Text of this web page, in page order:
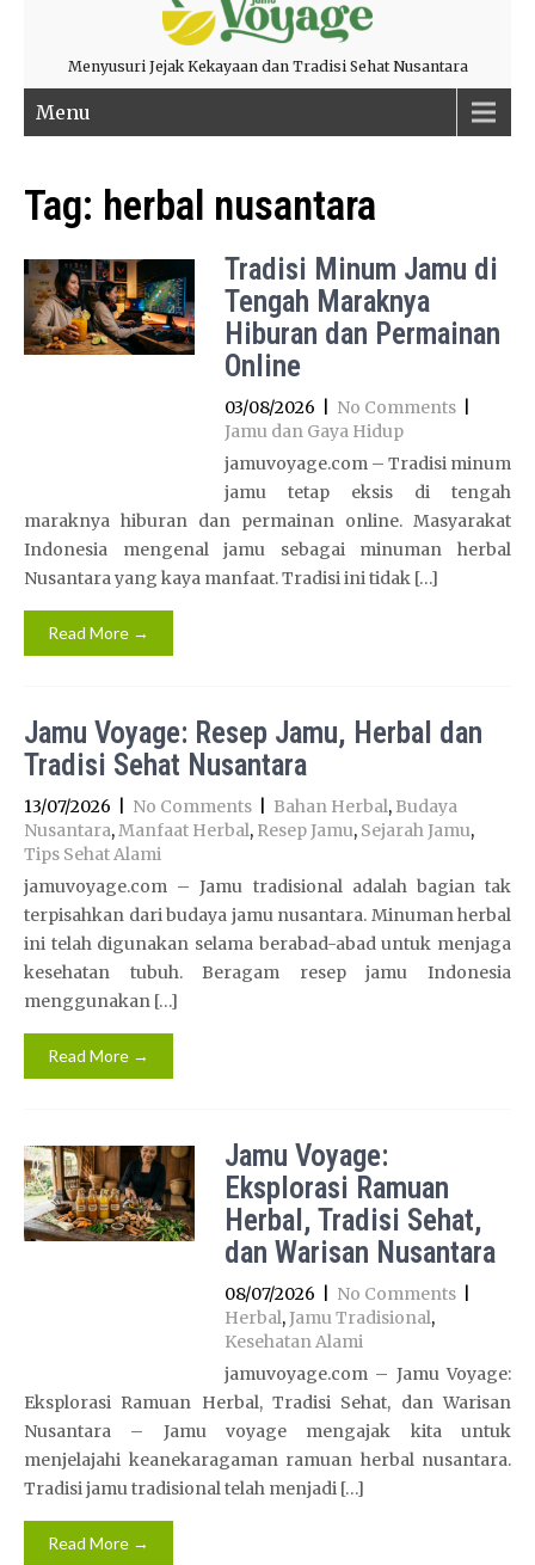
Menyusuri Jejak Kekayaan dan Tradisi Sehat Nusantara
Menu
Tag: herbal nusantara
Tradisi Minum Jamu di
Tengah Maraknya
Hiburan dan Permainan
Online
03/08/2026 No Comments
Jamu dan Gaya Hidup
jamuvoyage.com – Tradisi minum
jamu tetap eksis di tengah
maraknya hiburan dan permainan online. Masyarakat
Indonesia mengenal jamu sebagai minuman herbal
Nusantara yang kaya manfaat. Tradisi ini tidak […]
Read More →
Jamu Voyage: Resep Jamu, Herbal dan
Tradisi Sehat Nusantara
13/07/2026 No Comments Bahan Herbal, Budaya
Nusantara,Manfaat Herbal, Resep Jamu, Sejarah Jamu,
Tips Sehat Alami
jamuvoyage.com – Jamu tradisional adalah bagian tak
terpisahkan dari budaya jamu nusantara. Minuman herbal
ini telah digunakan selama berabad-abad untuk menjaga
kesehatan tubuh. Beragam resep jamu Indonesia
menggunakan […]
Read More →
Jamu Voyage:
Eksplorasi Ramuan
Herbal, Tradisi Sehat,
dan Warisan Nusantara
08/07/2026 No Comments
Herbal,Jamu Tradisional,
Kesehatan Alami
jamuvoyage.com – Jamu Voyage:
Eksplorasi Ramuan Herbal, Tradisi Sehat, dan Warisan
Nusantara – Jamu voyage mengajak kita untuk
menjelajahi keanekaragaman ramuan herbal nusantara.
Tradisi jamu tradisional telah menjadi […]
Read More →